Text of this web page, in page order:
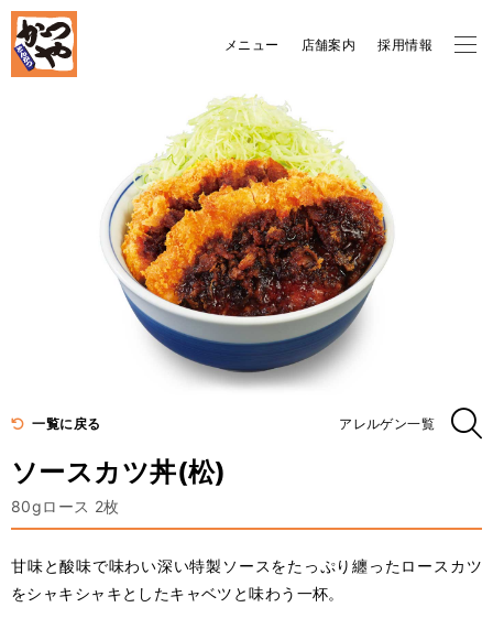
メニュー 店舗案内 採用情報
ソースカツ丼(松)
80gロース 2枚
一覧に戻る
甘味と酸味で味わい深い特製ソースをたっぷり纏ったロースカツ
をシャキシャキとしたキャベツと味わう一杯。
アレルゲン一覧